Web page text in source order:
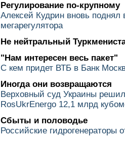
Регулирование по-крупному
Алексей Кудрин вновь поднял
мегарегулятора
Не нейтральный
"Нам интересен весь пакет"
С кем придет ВТБ в Банк
Иногда они возвращаются
Верховный суд Украины
RosUkrEnergo 12,1 млрд
Сбыты и половодье
Российские гидрогенераторы